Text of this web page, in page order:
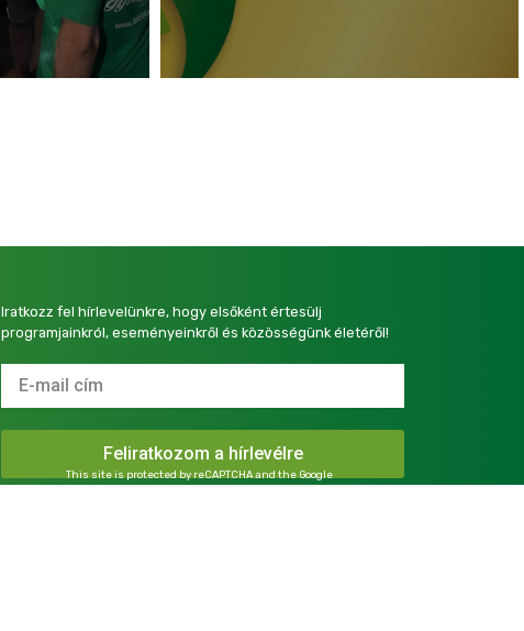
Iratkozz fel hírlevelünkre, hogy elsőként értesülj
programjainkról, eseményeinkről és közösségünk életéről!
This site is protected by reCAPTCHA and the Google